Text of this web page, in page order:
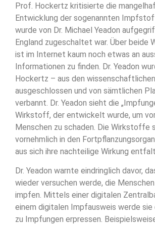
Prof. Hockertz kritisierte die
Entwicklung der sogenannten
wurde von Dr. Michael Yeadon
England zugeschaltet war. Über beide
ist im Internet kaum noch etwas an
Informationen zu finden. Dr. Yeadon
Hockertz – aus den
ausgeschlossen und von sämtlichen
verbannt. Dr. Yeadon sieht die
Wirkstoff, der entwickelt wurde, um
Menschen zu schaden. Die Wirkstoffe
vornehmlich in den
aus sich ihre nachteilige Wirkung
Dr. Yeadon warnte eindringlich davor,
wieder versuchen werde, die
impfen. Mittels einer digitalen
einem digitalen Impfausweis werde sie
zu Impfungen erpressen.